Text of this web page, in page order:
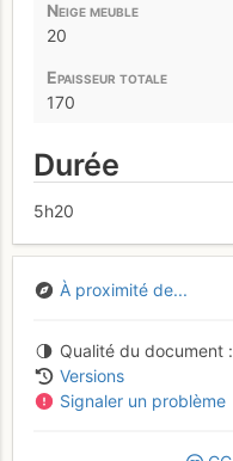
20
170
Durée
5h20
À proximité de...
Qualité du document
Versions
Signaler un problème